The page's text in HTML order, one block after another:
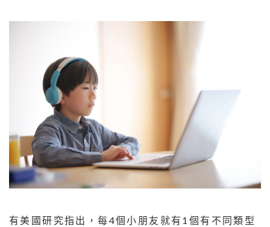
有美國研究指出，每4個小朋友就有1個有不同類型